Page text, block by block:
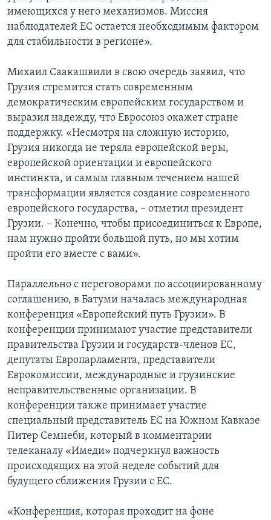
имеющихся у него механизмов. Миссия
наблюдателей ЕС остается необходимым фактором
для стабильности в регионе».
Михаил Саакашвили в свою очередь заявил, что
Грузия стремится стать современным
демократическим европейским государством и
выразил надежду, что Евросоюз окажет стране
поддержку. «Несмотря на сложную историю,
Грузия никогда не теряла европейской веры,
европейской ориентации и европейского
инстинкта, и самым главным течением нашей
трансформации является создание современного
европейского государства, – отметил президент
Грузии. – Конечно, чтобы присоединиться к Европе,
нам нужно пройти большой путь, но мы хотим
пройти его вместе с вами».
Параллельно с переговорами по ассоциированному
соглашению, в Батуми началась международная
конференция «Европейский путь Грузии». В
конференции принимают участие представители
правительства Грузии и государств-членов ЕС,
депутаты Европарламента, представители
Еврокомиссии, международные и грузинские
неправительственные организации. В
конференции также принимает участие
специальный представитель ЕС на Южном Кавказе
Питер Семнеби, который в комментарии
телеканалу «Имеди» подчеркнул важность
происходящих на этой неделе событий для
будущего сближения Грузии с ЕС.
«Конференция, которая проходит на фоне